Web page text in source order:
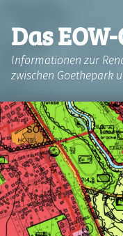
Das
Informationen zur
zwischen Goethepark